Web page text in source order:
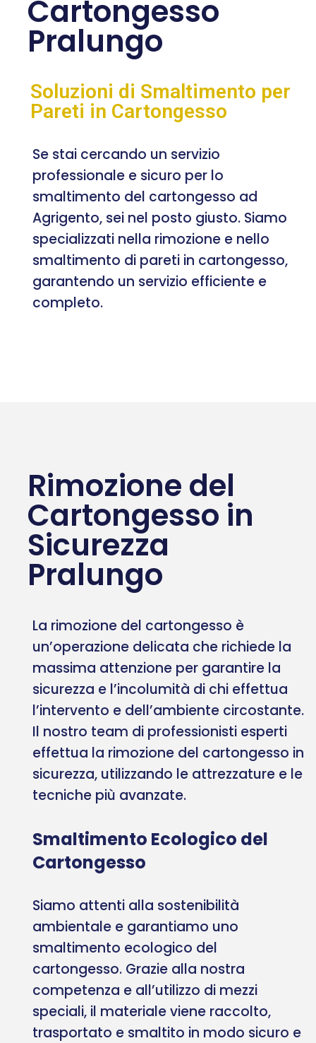
Cartongesso
Pralungo
Soluzioni di Smaltimento per
Pareti in Cartongesso
Se stai cercando un servizio
professionale e sicuro per lo
smaltimento del cartongesso ad
Agrigento, sei nel posto giusto. Siamo
specializzati nella rimozione e nello
smaltimento di pareti in cartongesso,
garantendo un servizio efficiente e
completo.
Rimozione del
Cartongesso in
Sicurezza
Pralungo
La rimozione del cartongesso è
un’operazione delicata che richiede la
massima attenzione per garantire la
sicurezza e l’incolumità di chi effettua
l’intervento e dell’ambiente circostante.
Il nostro team di professionisti esperti
effettua la rimozione del cartongesso in
sicurezza, utilizzando le attrezzature e le
tecniche più avanzate.
Smaltimento Ecologico del
Cartongesso
Siamo attenti alla sostenibilità
ambientale e garantiamo uno
smaltimento ecologico del
cartongesso. Grazie alla nostra
competenza e all’utilizzo di mezzi
speciali, il materiale viene raccolto,
trasportato e smaltito in modo sicuro e